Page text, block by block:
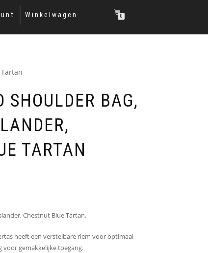
Winkelwagen 0
SHOULDER BAG,
TARTAN
Chestnut Blue Tartan.
heeft een verstelbare riem voor optimaal
gemakkelijke toegang.